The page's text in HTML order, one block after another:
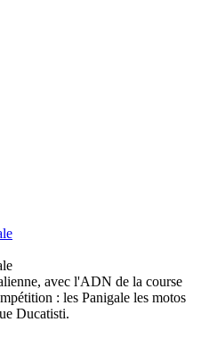
avec l'ADN de la course
: les Panigale les motos
Ducatisti.